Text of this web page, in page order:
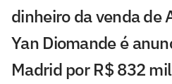
dinheiro da venda de
Yan Diomande é
Madrid por R$ 832